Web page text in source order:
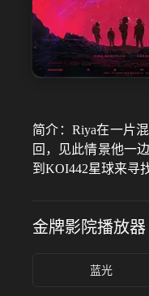
简介：Riya在一片
回，见此情景他一
到KOI442星球来寻
金牌影院播放器
蓝光